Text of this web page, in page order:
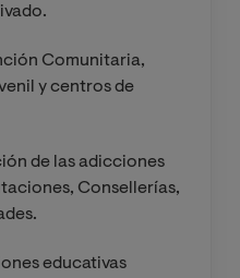
Comunitaria,
y centros de
de las adicciones
Consellerías,
educativas